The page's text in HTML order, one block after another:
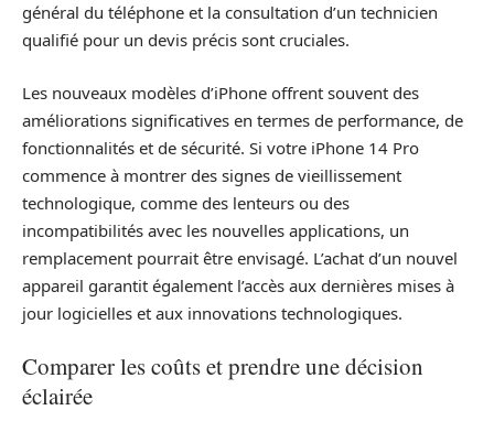
général du téléphone et la consultation d’un technicien
qualifié pour un devis précis sont cruciales.
Les nouveaux modèles d’iPhone offrent souvent des
améliorations significatives en termes de performance, de
fonctionnalités et de sécurité. Si votre iPhone 14 Pro
commence à montrer des signes de vieillissement
technologique, comme des lenteurs ou des
incompatibilités avec les nouvelles applications, un
remplacement pourrait être envisagé. L’achat d’un nouvel
appareil garantit également l’accès aux dernières mises à
jour logicielles et aux innovations technologiques.
Comparer les coûts et prendre une décision
éclairée